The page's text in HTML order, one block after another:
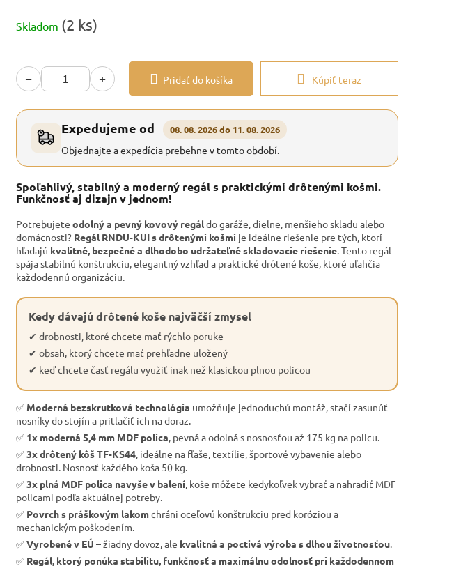
cena:
Skladom (2 ks)
− + Pridať do košíka Kúpiť teraz
Expedujeme od 08. 08. 2026 do 11. 08. 2026
Objednajte a expedícia prebehne v tomto období.
Spoľahlivý, stabilný a moderný regál s praktickými drôtenými košmi.
Funkčnosť aj dizajn v jednom!
Potrebujete odolný a pevný kovový regáldo garáže, dielne, menšieho skladu alebo
domácnosti? Regál RNDU-KUI s drôtenými košmi je ideálne riešenie pre tých, ktorí
hľadajú kvalitné, bezpečné a dlhodobo udržateľné skladovacie riešenie. Tento regál
spája stabilnú konštrukciu, elegantný vzhľad a praktické drôtené koše, ktoré uľahčia
každodennú organizáciu.
Kedy dávajú drôtené koše najväčší zmysel
✔ drobnosti, ktoré chcete mať rýchlo poruke
✔ obsah, ktorý chcete mať prehľadne uložený
✔ keď chcete časť regálu využiť inak než klasickou plnou policou
✅ Moderná bezskrutková technológia umožňuje jednoduchú montáž, stačí zasunúť
nosníky do stojín a pritlačiť ich na doraz.
✅ 1x moderná 5,4 mm MDF polica, pevná a odolná s nosnosťou až 175 kg na policu.
✅3x drôtený kôš TF-KS44, ideálne na fľaše, textílie, športové vybavenie alebo
drobnosti. Nosnosť každého koša 50 kg.
✅3x plná MDF polica navyše v balení, koše môžete kedykoľvek vybrať a nahradiť MDF
policami podľa aktuálnej potreby.
✅ Povrch s práškovým lakomchráni oceľovú konštrukciu pred koróziou a
mechanickým poškodením.
✅Vyrobené v EÚ – žiadny dovoz, ale kvalitná a poctivá výroba s dlhou životnosťou.
✅ Regál, ktorý ponúka stabilitu, funkčnosť a maximálnu odolnosť pri každodennom